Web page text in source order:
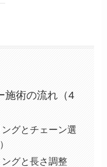
施術の流れ（4
グとチェーン選
グと長さ調整